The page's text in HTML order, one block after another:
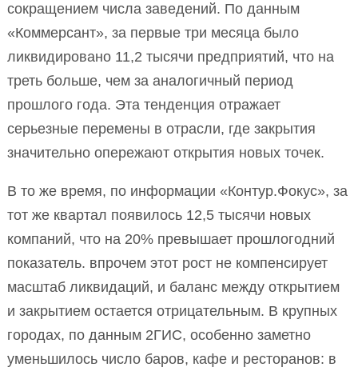
сокращением числа заведений. По данным
«Коммерсант», за первые три месяца было
ликвидировано 11,2 тысячи предприятий, что на
треть больше, чем за аналогичный период
прошлого года. Эта тенденция отражает
серьезные перемены в отрасли, где закрытия
значительно опережают открытия новых точек.
В то же время, по информации «Контур.Фокус», за
тот же квартал появилось 12,5 тысячи новых
компаний, что на 20% превышает прошлогодний
показатель. впрочем этот рост не компенсирует
масштаб ликвидаций, и баланс между открытием
и закрытием остается отрицательным. В крупных
городах, по данным 2ГИС, особенно заметно
уменьшилось число баров, кафе и ресторанов: в